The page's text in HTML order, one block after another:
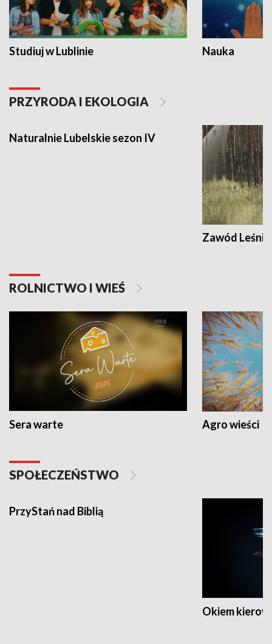
Studiuj w Lublinie Nauka
PRZYRODA I EKOLOGIA
Naturalnie Lubelskie sezon IV
Zawód Leśnik
ROLNICTWO I WIEŚ
Sera warte Agro wieści
SPOŁECZEŃSTWO
PrzyStań nad Biblią
Okiem